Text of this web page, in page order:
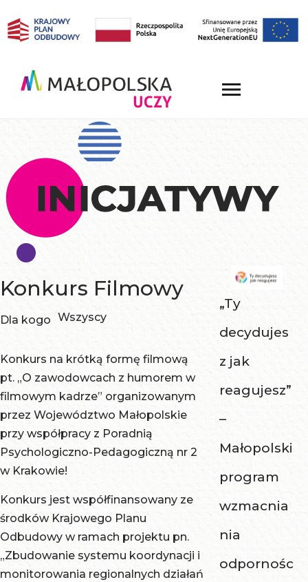
Konkurs Filmowy
Dla kogo Wszyscy
Konkurs na krótką formę filmową
pt. „O zawodowcach z humorem w
filmowym kadrze” organizowanym
przez Województwo Małopolskie
przy współpracy z Poradnią
Psychologiczno-Pedagogiczną nr 2
w Krakowie!
Konkurs jest współfinansowany ze
środków Krajowego Planu
Odbudowy w ramach projektu pn.
„Zbudowanie systemu koordynacji i
monitorowania regionalnych działań
„Ty
decydujes
z jak
reagujesz”
–
Małopolski
program
wzmacnia
nia
odpornośc